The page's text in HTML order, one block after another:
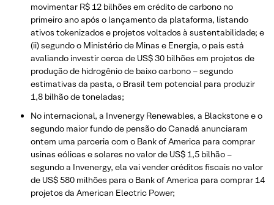
movimentar R$ 12 bilhões em crédito de carbono no
primeiro ano após o lançamento da plataforma, listando
ativos tokenizados e projetos voltados à sustentabilidade; e
(ii) segundo o Ministério de Minas e Energia, o país está
avaliando investir cerca de US$ 30 bilhões em projetos de
produção de hidrogênio de baixo carbono – segundo
estimativas da pasta, o Brasil tem potencial para produzir
1,8 bilhão de toneladas;
No internacional, a Invenergy Renewables, a Blackstone e o
segundo maior fundo de pensão do Canadá anunciaram
ontem uma parceria com o Bank of America para comprar
usinas eólicas e solares no valor de US$ 1,5 bilhão –
segundo a Invenergy, ela vai vender créditos fiscais no valor
de US$ 580 milhões para o Bank of America para comprar 14
projetos da American Electric Power;